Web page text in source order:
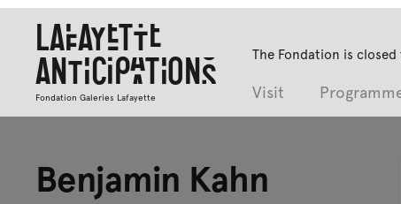
Lafayette
Anticipations
Fondation Galeries Lafayette
The Fondation is
Visit
Benjamin Kahn